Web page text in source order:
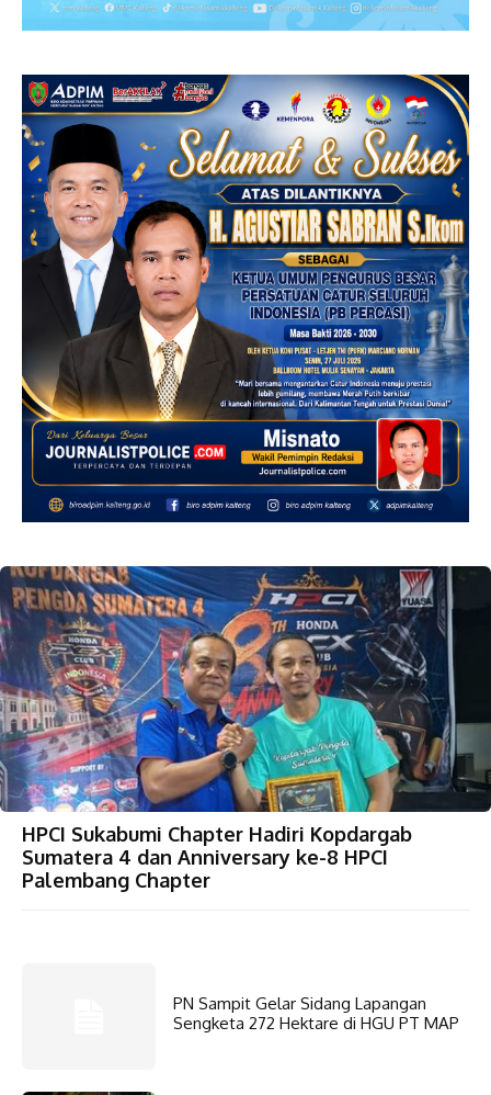
HPCI Sukabumi Chapter Hadiri Kopdargab
Sumatera 4 dan Anniversary ke-8 HPCI
Palembang Chapter
PN Sampit Gelar Sidang Lapangan
Sengketa 272 Hektare di HGU PT MAP